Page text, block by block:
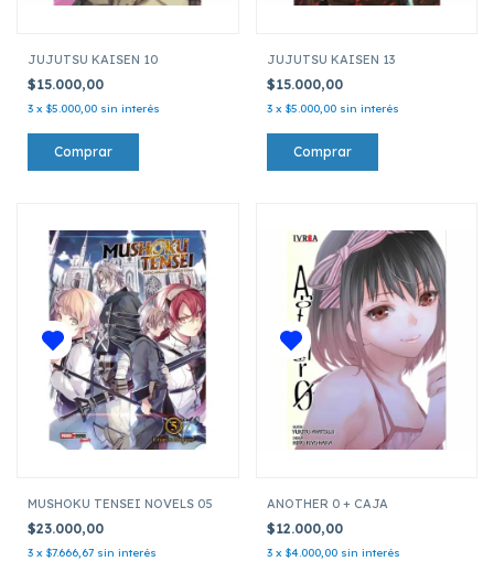
JUJUTSU KAISEN 10
$15.000,00
3 x $5.000,00 sin interés
JUJUTSU KAISEN 13
$15.000,00
3 x $5.000,00 sin interés
MUSHOKU TENSEI NOVELS 05
$23.000,00
3 x $7.666,67 sin interés
ANOTHER 0 + CAJA
$12.000,00
3 x $4.000,00 sin interés